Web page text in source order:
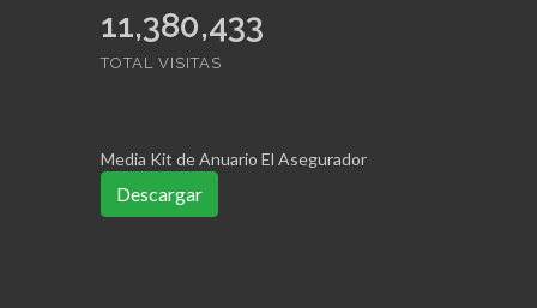
11,380,433
TOTAL VISITAS
Media Kit de Anuario El Asegurador
Descargar